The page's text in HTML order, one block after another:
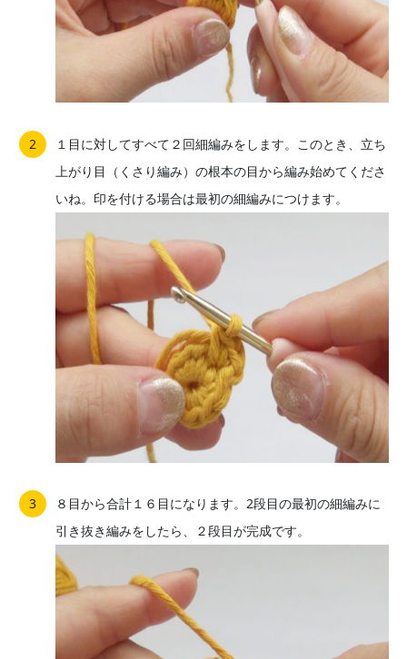
１目に対してすべて２回細編みをします。このとき、立ち
上がり目（くさり編み）の根本の目から編み始めてくださ
いね。印を付ける場合は最初の細編みにつけます。
８目から合計１６目になります。2段目の最初の細編みに
引き抜き編みをしたら、２段目が完成です。